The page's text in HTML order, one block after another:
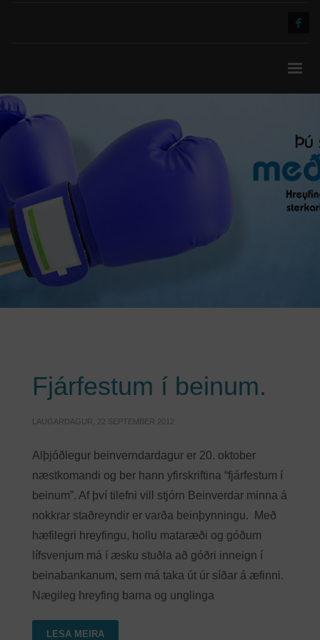
Fjárfestum í beinum.
LAUGARDAGUR, 22 SEPTEMBER 2012
Alþjóðlegur beinverndardagur er 20. oktober
næstkomandi og ber hann yfirskriftina “fjárfestum í
beinum”. Af því tilefni vill stjórn Beinverdar minna á
nokkrar staðreyndir er varða beinþynningu. Með
hæfilegri hreyfingu, hollu mataræði og góðum
lífsvenjum má í æsku stuðla að góðri inneign í
beinabankanum, sem má taka út úr síðar á æfinni.
Nægileg hreyfing barna og unglinga
LESA MEIRA